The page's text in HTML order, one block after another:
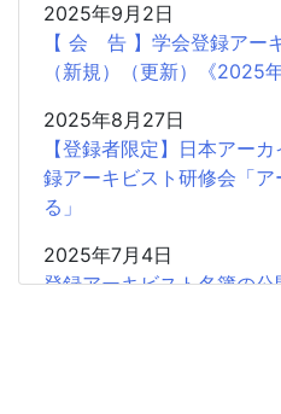
2025年9月2日
【 会 告 】学会登録アー
（新規）（更新）《2025
2025年8月27日
【登録者限定】日本ア
録アーキビスト研修会「ア
る」
2025年7月4日
登録アーキビスト名簿の公